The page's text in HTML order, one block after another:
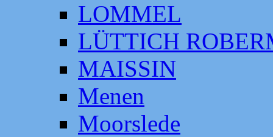
LOMMEL
LÜTTICH
MAISSIN
Menen
Moorslede